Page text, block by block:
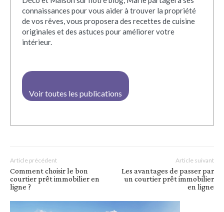
connaissances pour vous aider à trouver la propriété
de vos rêves, vous proposera des recettes de cuisine
originales et des astuces pour améliorer votre
intérieur.
Voir toutes les publications
Article précédent
Comment choisir le bon
courtier prêt immobilier en
ligne ?
Article suivant
Les avantages de passer par
un courtier prêt immobilier
en ligne